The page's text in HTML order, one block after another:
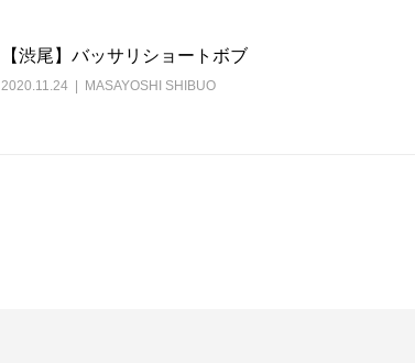
【渋尾】バッサリショートボブ
2020.11.24 MASAYOSHI SHIBUO